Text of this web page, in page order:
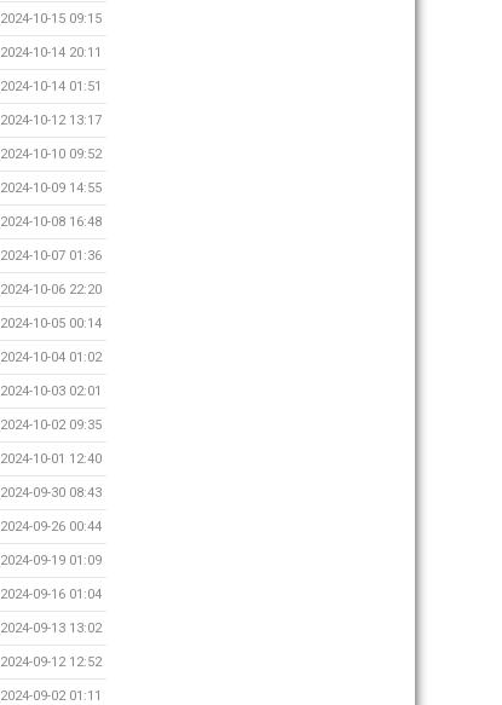
2024-10-15 09:15
2024-10-14 20:11
2024-10-14 01:51
2024-10-12 13:17
2024-10-10 09:52
2024-10-09 14:55
2024-10-08 16:48
2024-10-07 01:36
2024-10-06 22:20
2024-10-05 00:14
2024-10-04 01:02
2024-10-03 02:01
2024-10-02 09:35
2024-10-01 12:40
2024-09-30 08:43
2024-09-26 00:44
2024-09-19 01:09
2024-09-16 01:04
2024-09-13 13:02
2024-09-12 12:52
2024-09-02 01:11